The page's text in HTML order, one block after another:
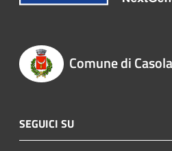
Comune di
SEGUICI SU